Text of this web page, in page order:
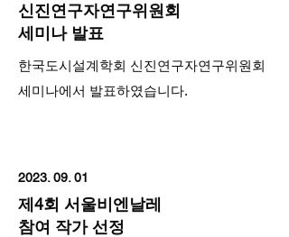
신진연구자연구위원회
세미나 발표
한국도시설계학회 신진연구자연구위원회
세미나에서 발표하였습니다.
2023. 09. 01
제4회 서울비엔날레
참여 작가 선정